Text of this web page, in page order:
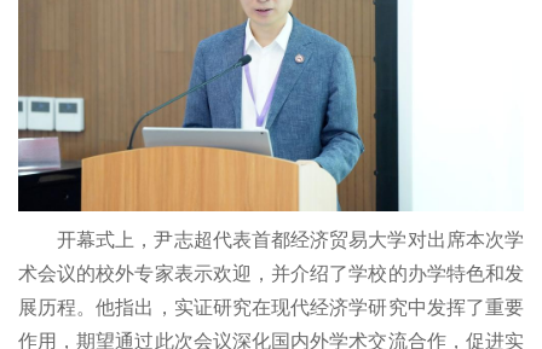
开幕式上，尹志超代表首都经济贸易大学对出席本次学
术会议的校外专家表示欢迎，并介绍了学校的办学特色和发
展历程。他指出，实证研究在现代经济学研究中发挥了重要
作用，期望通过此次会议深化国内外学术交流合作，促进实